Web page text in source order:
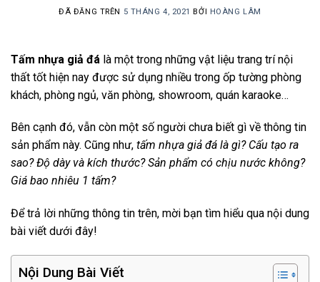
ĐÃ ĐĂNG TRÊN 5 THÁNG 4, 2021 BỞI HOÀNG LÂM
Tấm nhựa giả đá là một trong những vật liệu trang trí nội
thất tốt hiện nay được sử dụng nhiều trong ốp tường phòng
khách, phòng ngủ, văn phòng, showroom, quán karaoke…
Bên cạnh đó, vẫn còn một số người chưa biết gì về thông tin
sản phẩm này. Cũng như, tấm nhựa giả đá là gì? Cấu tạo ra
sao? Độ dày và kích thước? Sản phẩm có chịu nước không?
Giá bao nhiêu 1 tấm?
Để trả lời những thông tin trên, mời bạn tìm hiểu qua nội dung
bài viết dưới đây!
Nội Dung Bài Viết